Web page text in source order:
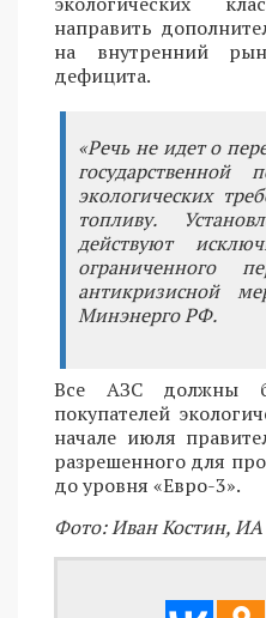
направить
на внутренний
дефицита.
«Речь не идет о
государственной
экологических
топливу.
действуют
ограниченного
антикризисной
Минэнерго РФ.
Все АЗС должны
покупателей
начале июля
разрешенного для
до уровня «Евро-3».
Фото: Иван Костин, ИА